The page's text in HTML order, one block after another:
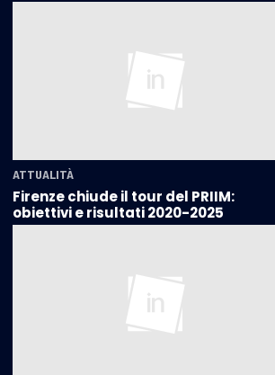
ATTUALITÀ
Firenze chiude il tour del PRIIM:
obiettivi e risultati 2020-2025